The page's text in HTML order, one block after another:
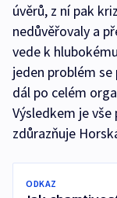
úvěrů, z ní pak
nedůvěřovaly a
vede k
jeden problém
dál po celém
Výsledkem je vše
zdůrazňuje
ODKAZ